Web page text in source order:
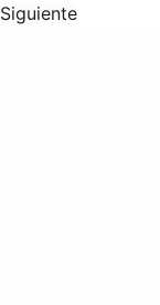
Siguiente